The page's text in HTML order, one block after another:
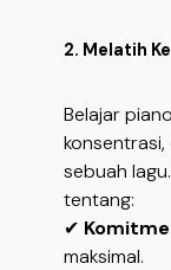
2. Melatih
Belajar piano
sebuah
tentang:
✔
maksimal.